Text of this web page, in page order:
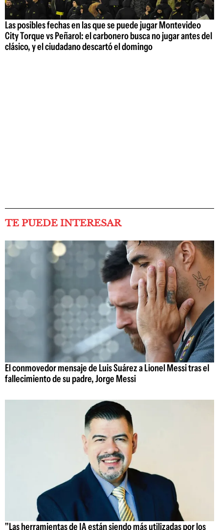
Las posibles fechas en las que se puede jugar Montevideo
City Torque vs Peñarol: el carbonero busca no jugar antes del
clásico, y el ciudadano descartó el domingo
TE PUEDE INTERESAR
El conmovedor mensaje de Luis Suárez a Lionel Messi tras el
fallecimiento de su padre, Jorge Messi
"Las herramientas de IA están siendo más utilizadas por los